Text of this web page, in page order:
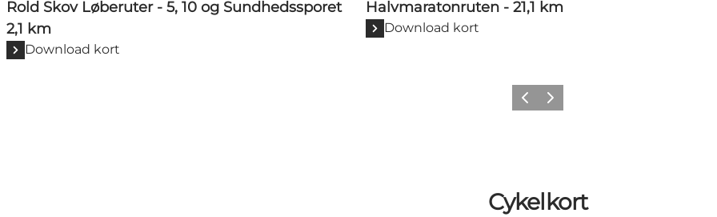
Rold Skov Løberuter - 5, 10 og Sundhedssporet
2,1 km
Download kort
Halvmaratonruten - 21,1 km
Download kort
Forrige billede
Næste billede
Cykelkort